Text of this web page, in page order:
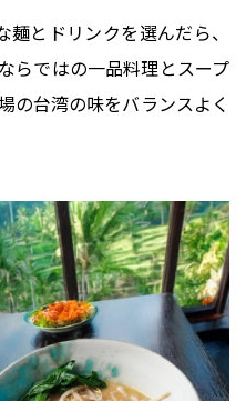
とドリンクを選んだら、
らではの一品料理とスープ
の台湾の味をバランスよく